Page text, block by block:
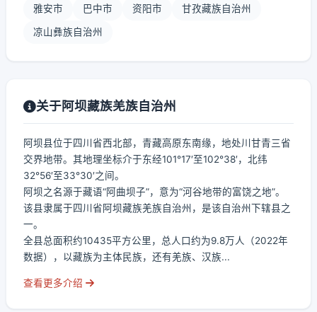
雅安市 巴中市 资阳市 甘孜藏族自治州
凉山彝族自治州
关于阿坝藏族羌族自治州
阿坝县位于四川省西北部，青藏高原东南缘，地处川甘青三省
交界地带。其地理坐标介于东经101°17′至102°38′，北纬
32°56′至33°30′之间。
阿坝之名源于藏语“阿曲坝子”，意为“河谷地带的富饶之地”。
该县隶属于四川省阿坝藏族羌族自治州，是该自治州下辖县之
一。
全县总面积约10435平方公里，总人口约为9.8万人（2022年
数据），以藏族为主体民族，还有羌族、汉族...
查看更多介绍